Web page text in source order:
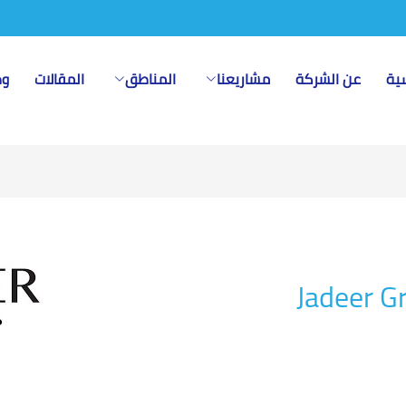
عن الشركة مشاريعنا المناطق المقالات
Jadeer